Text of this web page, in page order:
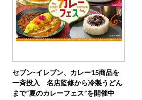
セブン‐イレブン、カレー15商品を
一斉投入 名店監修から冷製うどん
まで“夏のカレーフェス”を開催中